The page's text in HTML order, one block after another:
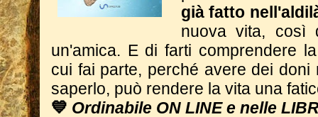
già fatto
nuova vita, così
un'amica. E di farti comprendere
cui fai parte, perché avere dei doni
saperlo, può rendere la vita una
💙 Ordinabile ON LINE e nelle